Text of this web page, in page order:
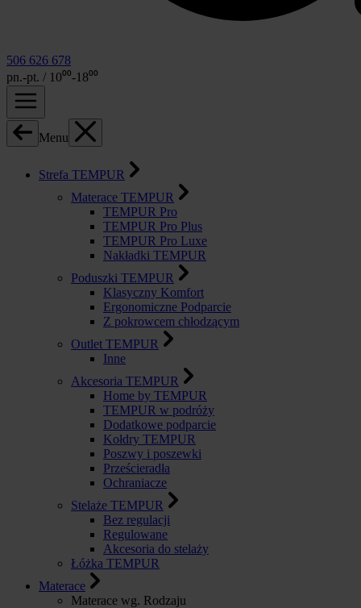
506 626 678
pn.-pt. / 10⁰⁰-18⁰⁰
Menu
Strefa TEMPUR
Materace TEMPUR
TEMPUR Pro
TEMPUR Pro Plus
TEMPUR Pro Luxe
Nakładki TEMPUR
Poduszki TEMPUR
Klasyczny Komfort
Ergonomiczne Podparcie
Z pokrowcem chłodzącym
Outlet TEMPUR
Inne
Akcesoria TEMPUR
Home by TEMPUR
TEMPUR w podróży
Dodatkowe podparcie
Kołdry TEMPUR
Poszwy i poszewki
Prześcieradła
Ochraniacze
Stelaże TEMPUR
Bez regulacji
Regulowane
Akcesoria do stelaży
Łóżka TEMPUR
Materace
Materace wg. Rodzaju